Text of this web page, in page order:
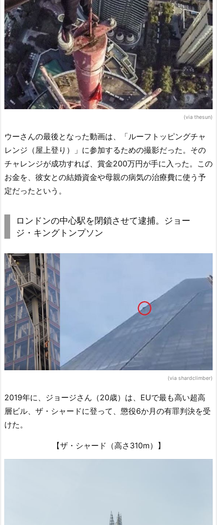
(via thesun)
ウーさんの最後となった動画は、「ルーフトッピングチャ
レンジ（屋上登り）」に参加するための撮影だった。その
チャレンジが成功すれば、賞金200万円が手に入った。この
お金を、彼女との結婚資金や母親の病気の治療費に使う予
定だったという。
ロンドンの中心駅を閉鎖させて逮捕。ジョー
ジ・キングトンプソン
(via shardclimber)
2019年に、ジョージさん（20歳）は、EUで最も高い超高
層ビル、ザ・シャードに登って、懲役6か月の有罪判決を受
けた。
【ザ・シャード（高さ310m）】